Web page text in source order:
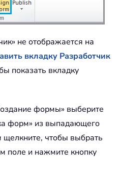
не отображается на
вкладку Разработчик
показать вкладку
формы» выберите
форм» из выпадающего
щелкните, чтобы выбрать
поле и нажмите кнопку